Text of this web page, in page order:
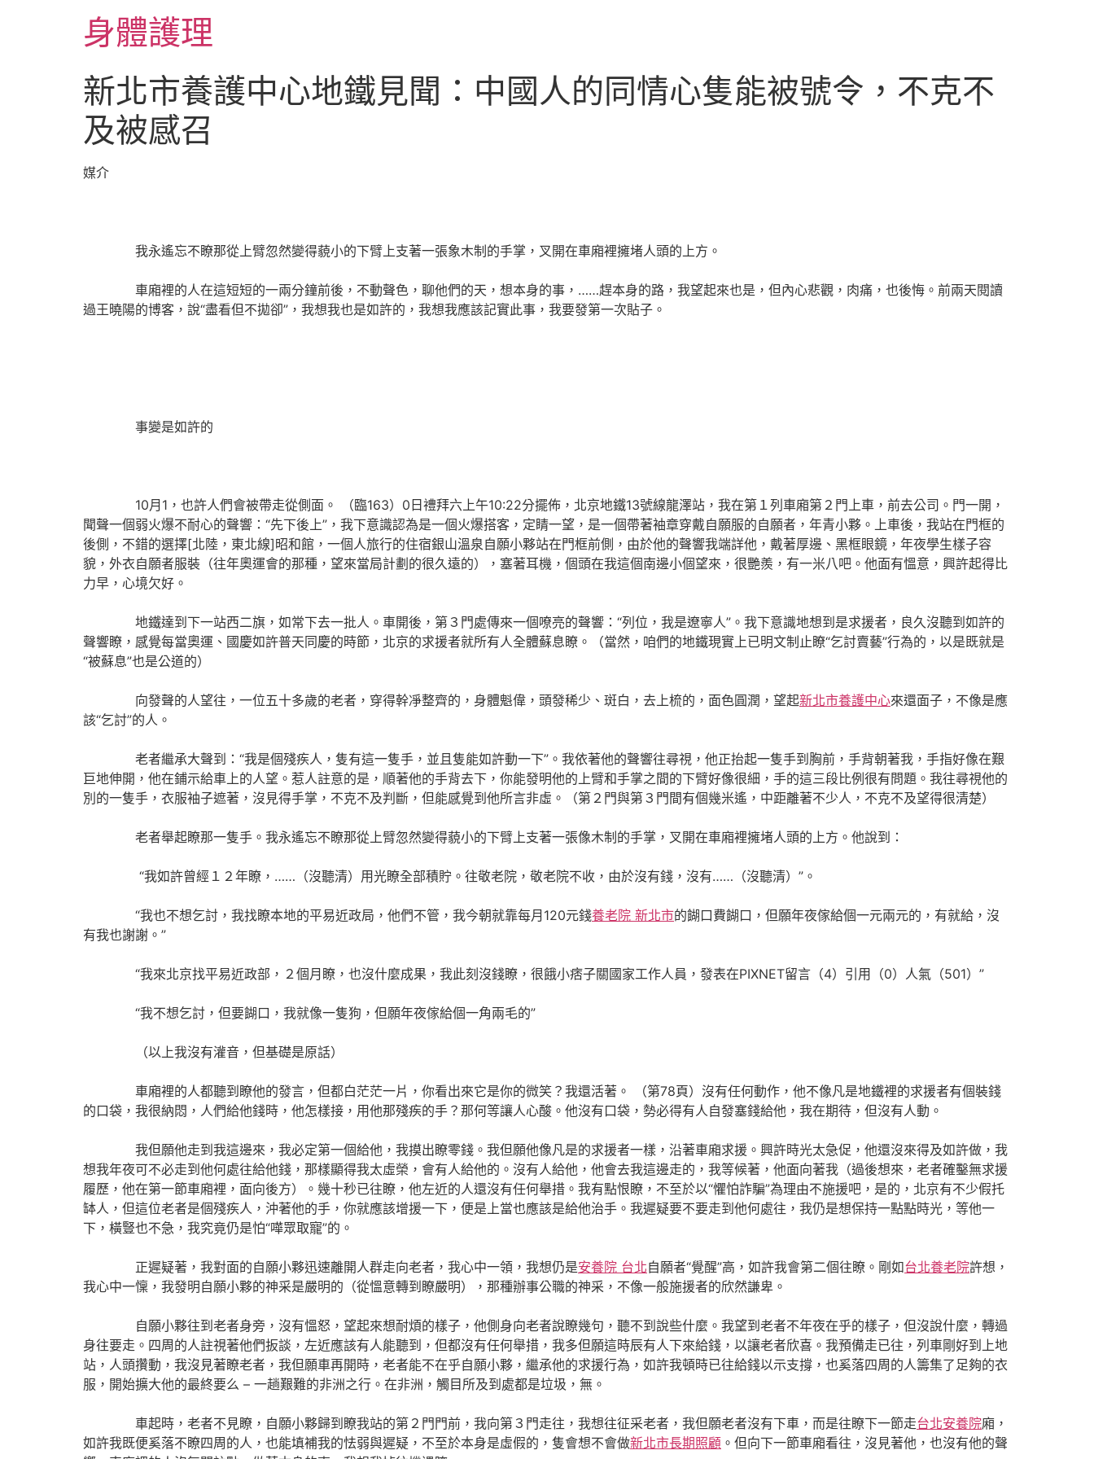
身體護理
新北市養護中心地鐵見聞：中國人的同情心隻能被號令，不克不
及被感召
媒介
我永遙忘不瞭那從上臂忽然變得藐小的下臂上支著一張象木制的手掌，叉開在車廂裡擁堵人頭的上方。
車廂裡的人在這短短的一兩分鐘前後，不動聲色，聊他們的天，想本身的事，……趕本身的路，我望起來也是，但內心悲觀，肉痛，也後悔。前兩天閱讀
過王曉陽的博客，說“盡看但不拋卻”，我想我也是如許的，我想我應該記實此事，我要發第一次貼子。
事變是如許的
10月1，也許人們會被帶走從側面。 （臨163）0日禮拜六上午10:22分擺佈，北京地鐵13號線龍澤站，我在第１列車廂第２門上車，前去公司。門一開，
聞聲一個弱火爆不耐心的聲響：“先下後上”，我下意識認為是一個火爆搭客，定睛一望，是一個帶著袖章穿戴自願服的自願者，年青小夥。上車後，我站在門框的
後側，不錯的選擇[北陸，東北線]昭和館，一個人旅行的住宿銀山溫泉自願小夥站在門框前側，由於他的聲響我端詳他，戴著厚邊、黑框眼鏡，年夜學生樣子容
貌，外衣自願者服裝（往年奧運會的那種，望來當局計劃的很久遠的），塞著耳機，個頭在我這個南邊小個望來，很艷羨，有一米八吧。他面有慍意，興許起得比
力早，心境欠好。
地鐵達到下一站西二旗，如常下去一批人。車開後，第３門處傳來一個嘹亮的聲響：“列位，我是遼寧人”。我下意識地想到是求援者，良久沒聽到如許的
聲響瞭，感覺每當奧運、國慶如許普天同慶的時節，北京的求援者就所有人全體蘇息瞭。（當然，咱們的地鐵現實上已明文制止瞭“乞討賣藝”行為的，以是既就是
“被蘇息”也是公道的）
向發聲的人望往，一位五十多歲的老者，穿得幹凈整齊的，身體魁偉，頭發稀少、斑白，去上梳的，面色圓潤，望起新北市養護中心來還面子，不像是應
該“乞討”的人。
老者繼承大聲到：“我是個殘疾人，隻有這一隻手，並且隻能如許動一下”。我依著他的聲響往尋視，他正抬起一隻手到胸前，手背朝著我，手指好像在艱
巨地伸開，他在鋪示給車上的人望。惹人註意的是，順著他的手背去下，你能發明他的上臂和手掌之間的下臂好像很細，手的這三段比例很有問題。我往尋視他的
別的一隻手，衣服袖子遮著，沒見得手掌，不克不及判斷，但能感覺到他所言非虛。（第２門與第３門間有個幾米遙，中距離著不少人，不克不及望得很清楚）
老者舉起瞭那一隻手。我永遙忘不瞭那從上臂忽然變得藐小的下臂上支著一張像木制的手掌，叉開在車廂裡擁堵人頭的上方。他說到：
“我如許曾經１２年瞭，……（沒聽清）用光瞭全部積貯。往敬老院，敬老院不收，由於沒有錢，沒有……（沒聽清）”。
“我也不想乞討，我找瞭本地的平易近政局，他們不管，我今朝就靠每月120元錢養老院 新北市的餬口費餬口，但願年夜傢給個一元兩元的，有就給，沒
有我也謝謝。”
“我來北京找平易近政部，２個月瞭，也沒什麼成果，我此刻沒錢瞭，很餓小痞子關國家工作人員，發表在PIXNET留言（4）引用（0）人氣（501）”
“我不想乞討，但要餬口，我就像一隻狗，但願年夜傢給個一角兩毛的”
（以上我沒有灌音，但基礎是原話）
車廂裡的人都聽到瞭他的發言，但都白茫茫一片，你看出來它是你的微笑？我還活著。 （第78頁）沒有任何動作，他不像凡是地鐵裡的求援者有個裝錢
的口袋，我很納悶，人們給他錢時，他怎樣接，用他那殘疾的手？那何等讓人心酸。他沒有口袋，勢必得有人自發塞錢給他，我在期待，但沒有人動。
我但願他走到我這邊來，我必定第一個給他，我摸出瞭零錢。我但願他像凡是的求援者一樣，沿著車廂求援。興許時光太急促，他還沒來得及如許做，我
想我年夜可不必走到他何處往給他錢，那樣顯得我太虛榮，會有人給他的。沒有人給他，他會去我這邊走的，我等候著，他面向著我（過後想來，老者確鑿無求援
履歷，他在第一節車廂裡，面向後方）。幾十秒已往瞭，他左近的人還沒有任何舉措。我有點恨瞭，不至於以“懼怕詐騙”為理由不施援吧，是的，北京有不少假托
缽人，但這位老者是個殘疾人，沖著他的手，你就應該增援一下，便是上當也應該是給他治手。我遲疑要不要走到他何處往，我仍是想保持一點點時光，等他一
下，橫豎也不急，我究竟仍是怕“嘩眾取寵”的。
正遲疑著，我對面的自願小夥迅速離開人群走向老者，我心中一領，我想仍是安養院 台北自願者“覺醒”高，如許我會第二個往瞭。剛如台北養老院許想，
我心中一懍，我發明自願小夥的神采是嚴明的（從慍意轉到瞭嚴明），那種辦事公職的神采，不像一般施援者的欣然謙卑。
自願小夥往到老者身旁，沒有慍怒，望起來想耐煩的樣子，他側身向老者說瞭幾句，聽不到說些什麼。我望到老者不年夜在乎的樣子，但沒說什麼，轉過
身往要走。四周的人註視著他們扳談，左近應該有人能聽到，但都沒有任何舉措，我多但願這時辰有人下來給錢，以讓老者欣喜。我預備走已往，列車剛好到上地
站，人頭攢動，我沒見著瞭老者，我但願車再開時，老者能不在乎自願小夥，繼承他的求援行為，如許我頓時已往給錢以示支撐，也奚落四周的人籌集了足夠的衣
服，開始擴大他的最終要么 – 一趟艱難的非洲之行。在非洲，觸目所及到處都是垃圾，無。
車起時，老者不見瞭，自願小夥歸到瞭我站的第２門門前，我向第３門走往，我想往征采老者，我但願老者沒有下車，而是往瞭下一節走台北安養院廂，
如許我既便奚落不瞭四周的人，也能填補我的怯弱與遲疑，不至於本身是虛假的，隻會想不會做新北市長期照顧 。但向下一節車廂看往，沒見著他，也沒有他的聲